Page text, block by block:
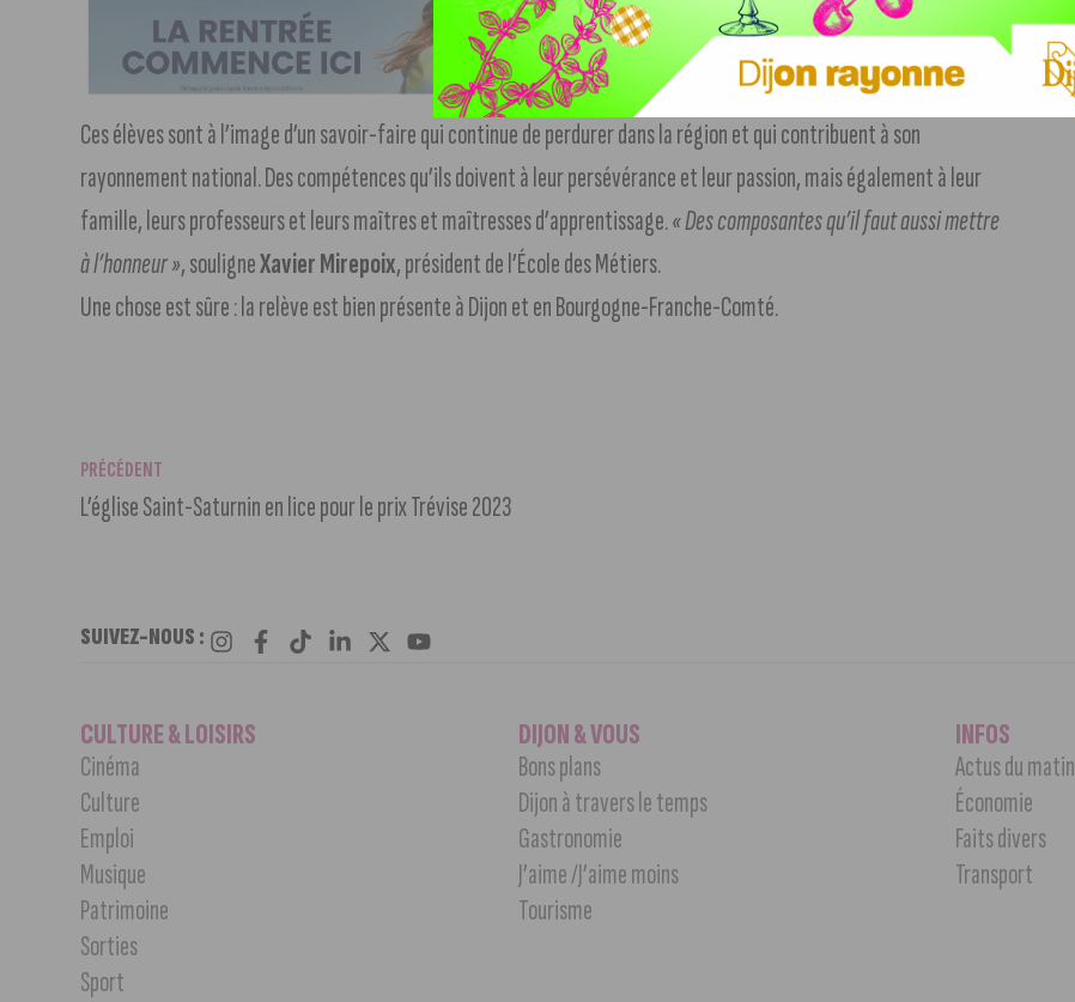
Ces élèves sont à l’image d’un savoir-faire qui continue de perdurer dans la région et qui contribuent à son
rayonnement national. Des compétences qu’ils doivent à leur persévérance et leur passion, mais également à leur
famille, leurs professeurs et leurs maîtres et maîtresses d’apprentissage.« Des composantes qu’il faut aussi mettre
à l’honneur », souligneXavier Mirepoix, président de l’École des Métiers.
Une chose est sûre : la relève est bien présente à Dijon et en Bourgogne-Franche-Comté.
PRÉCÉDENT
L’église Saint-Saturnin en lice pour le prix Trévise 2023
SUIVEZ-NOUS :
CULTURE & LOISIRS
Cinéma
Culture
Emploi
Musique
Patrimoine
Sorties
Sport
DIJON & VOUS
Bons plans
Dijon à travers le temps
Gastronomie
J’aime /J’aime moins
Tourisme
INFOS
Actus du matin
Économie
Faits divers
Transport